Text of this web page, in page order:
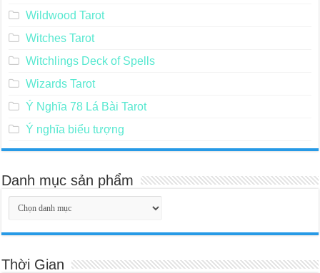
Wildwood Tarot
Witches Tarot
Witchlings Deck of Spells
Wizards Tarot
Ý Nghĩa 78 Lá Bài Tarot
Ý nghĩa biểu tượng
Danh mục sản phẩm
Thời Gian